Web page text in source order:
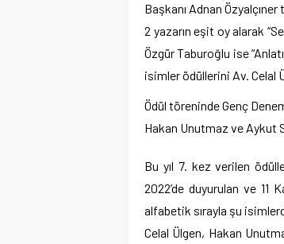
Başkanı Adnan
2 yazarın eşit oy alarak
Özgür Taburoğlu ise
isimler ödüllerini Av. Celal
Ödül töreninde Genç
Hakan Unutmaz ve Aykut
Bu yıl 7. kez verilen
2022’de duyurulan ve 11
alfabetik sırayla şu
Celal Ülgen, Hakan